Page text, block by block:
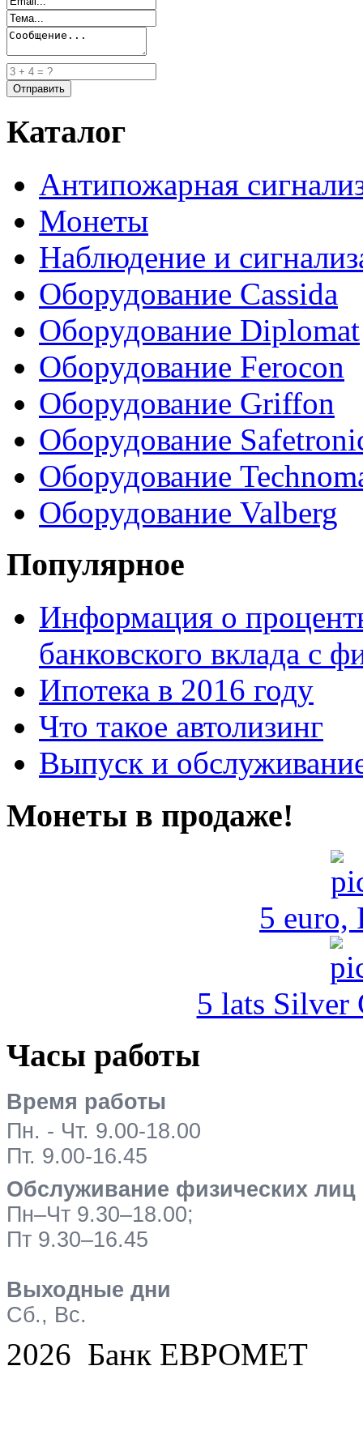
Каталог
Антипожарная
Монеты
Наблюдение и
Оборудование Cassida
Оборудование Diplomat
Оборудование Ferocon
Оборудование Griffon
Оборудование
Оборудование
Оборудование Valberg
Популярное
Информация о
банковского вклада с
Ипотека в 2016 году
Что такое автолизинг
Выпуск и
Монеты в продаже!
5 euro,
5 lats Silver
Часы работы
Время работы
Пн. - Чт. 9.00-18.00
Пт. 9.00-16.45
Обслуживание физических лиц
Пн–Чт 9.30–18.00;
Пт 9.30–16.45
Выходные дни
Сб., Вс.
2026 Банк ЕВРОМЕТ